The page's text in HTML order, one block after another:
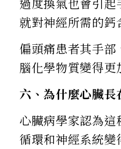
就對神經所需的鈣
偏頭痛患者其手
腦化學物質變得更
六、為什麼心臟長
心臟病學家認為這
循環和神經系統